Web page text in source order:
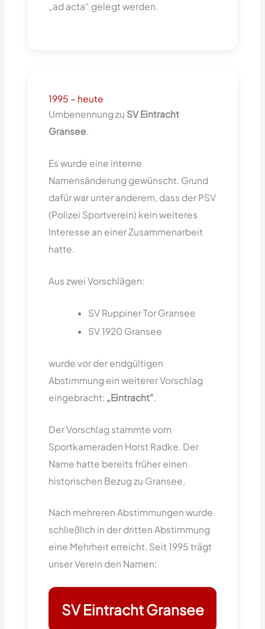
„ad acta“ gelegt werden.
1995 – heute
Umbenennung zu SV Eintracht
Gransee.
Es wurde eine interne
Namensänderung gewünscht. Grund
dafür war unter anderem, dass der PSV
(Polizei Sportverein) kein weiteres
Interesse an einer Zusammenarbeit
hatte.
Aus zwei Vorschlägen:
SV Ruppiner Tor Gransee
SV 1920 Gransee
wurde vor der endgültigen
Abstimmung ein weiterer Vorschlag
eingebracht: „Eintracht“
Der Vorschlag stammte vom
Sportkameraden Horst Radke. Der
Name hatte bereits früher einen
historischen Bezug zu Gransee.
Nach mehreren Abstimmungen wurde
schließlich in der dritten Abstimmung
eine Mehrheit erreicht. Seit 1995 trägt
unser Verein den Namen:
SV Eintracht Gransee